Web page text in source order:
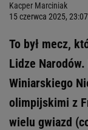
Kacper Marciniak
15 czerwca 2025, 23:07
To był mecz,
Lidze
Winiarskiego
olimpijskimi z
wielu gwiazd